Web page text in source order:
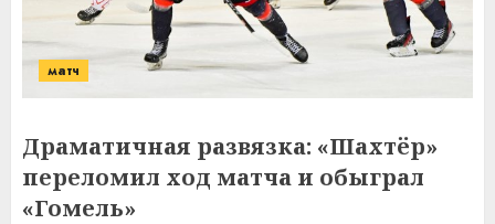
матч
Драматичная развязка: «Шахтёр»
переломил ход матча и обыграл
«Гомель»